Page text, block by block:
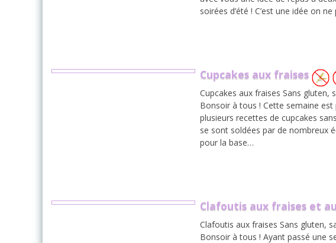
soirées d’été ! C’est une idée on
Cupcakes aux fraises
Cupcakes aux fraises Sans gluten,
Bonsoir à tous ! Cette semaine
plusieurs recettes de cupcakes
se sont soldées par de nombreux
pour la base…
Clafoutis aux fraises et
Clafoutis aux fraises Sans gluten,
Bonsoir à tous ! Ayant passé une